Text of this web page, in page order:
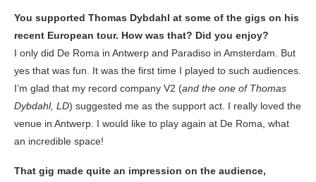
You supported Thomas Dybdahl at some of the gigs on his
recent European tour. How was that? Did you enjoy?
I only did De Roma in Antwerp and Paradiso in Amsterdam. But
yes that was fun. It was the first time I played to such audiences.
I’m glad that my record company V2 (and the one of Thomas
Dybdahl, LD) suggested me as the support act. I really loved the
venue in Antwerp. I would like to play again at De Roma, what
an incredible space!
That gig made quite an impression on the audience,